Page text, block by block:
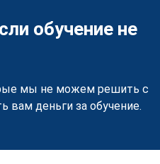
обучение не
мы не можем решить с
деньги за обучение.